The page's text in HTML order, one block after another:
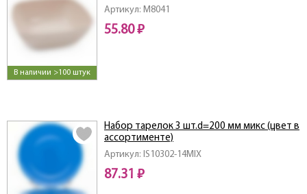
В наличии >100 штук
Артикул: M8041
55.80 ₽
Артикул: IS10302-14MIX
Набор тарелок 3 шт.d=200 мм микс (цвет в
ассортименте)
87.31 ₽